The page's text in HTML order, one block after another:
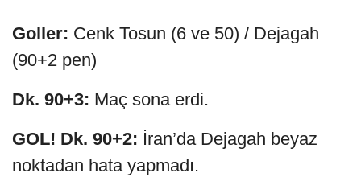
Goller: Cenk Tosun (6 ve 50) / Dejagah
(90+2 pen)
Dk. 90+3: Maç sona erdi.
GOL! Dk. 90+2: İran’da Dejagah beyaz
noktadan hata yapmadı.